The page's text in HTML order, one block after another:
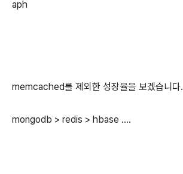
memcached를 제외한 성장율을 보겠습니다.
mongodb > redis > hbase ....